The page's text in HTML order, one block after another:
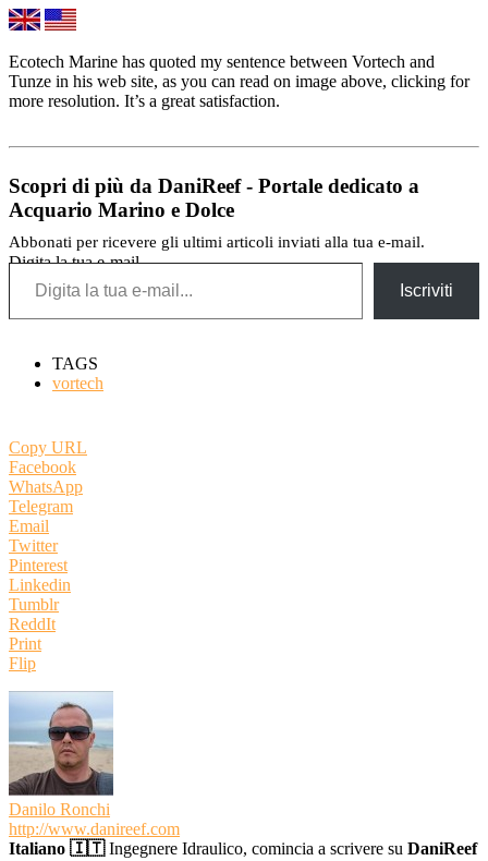
Ecotech Marine has quoted my sentence between Vortech and
Tunze in his web site, as you can read on image above, clicking for
more resolution. It’s a great satisfaction.
Scopri di più da DaniReef - Portale dedicato a
Acquario Marino e Dolce
Abbonati per ricevere gli ultimi articoli inviati alla tua e-mail.
Digita la tua e-mail...
Iscriviti
TAGS
vortech
Copy URL
Facebook
WhatsApp
Telegram
Email
Twitter
Pinterest
Linkedin
Tumblr
ReddIt
Print
Flip
Danilo Ronchi
http://www.danireef.com
Italiano 🇮🇹Ingegnere Idraulico, comincia a scrivere su DaniReef